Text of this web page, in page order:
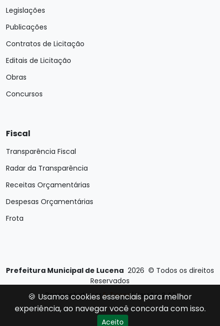
Legislações
Publicações
Contratos de Licitação
Editais de Licitação
Obras
Concursos
Fiscal
Transparência Fiscal
Radar da Transparência
Receitas Orçamentárias
Despesas Orçamentárias
Frota
Prefeitura Municipal de Lucena 2026 © Todos os direitos
Reservados
Desenvolvido porE-Ticons| Versão: 2.4.1
🍪 Usamos cookies essenciais para melhor
experiência, ao navegar você concorda com isso.
Aceito